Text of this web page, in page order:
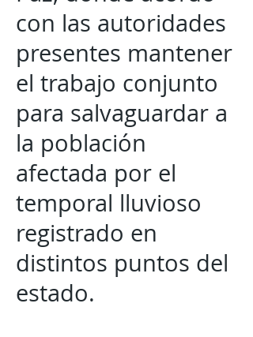
con las autoridades
presentes mantener
el trabajo conjunto
para salvaguardar a
la población
afectada por el
temporal lluvioso
registrado en
distintos puntos del
estado.